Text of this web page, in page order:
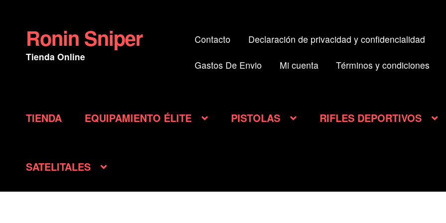
Ir
a
la
Ir
al
contenido
Ronin Sniper
Tienda Online
Contacto Declaración de privacidad y confidencialidad
Gastos De Envio Mi cuenta Términos y condiciones
TIENDA EQUIPAMIENTO ÉLITE PISTOLAS RIFLES DEPORTIVOS
SATELITALES
$ 1.560.000.$ 1.200.000.